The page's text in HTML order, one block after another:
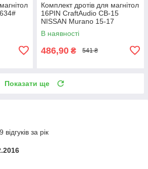
Комплект дротів для магнітол
16PIN CraftAudio CB-15
NISSAN Murano 15-17
В наявності
486,90 ₴ 541 ₴
Показати ще
за рік